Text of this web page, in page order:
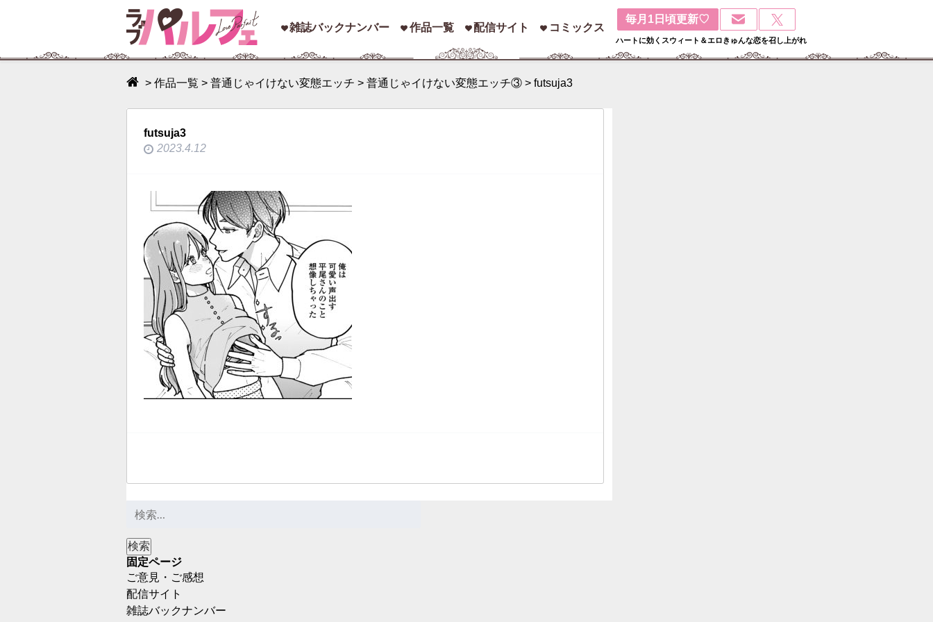
雑誌バックナンバー 作品一覧 配信サイト コミックス
毎月1日頃更新♡
ハートに効くスウィート＆エロきゅんな恋を召し上がれ
> 作品一覧 > 普通じゃイけない変態エッチ > 普通じゃイけない変態エッチ③> futsuja3
futsuja3
2023.4.12
固定ページ
ご意見・ご感想
配信サイト
雑誌バックナンバー